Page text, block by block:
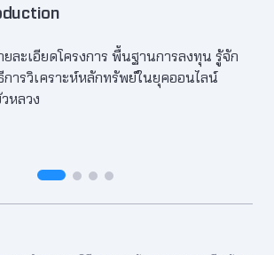
ยละเอียดโครงการ พื้นฐานการลงทุน รู้จัก
ารวิเคราะห์หลักทรัพย์ในยุคออนไลน์
หลวง